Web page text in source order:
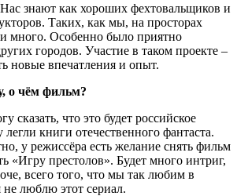
знают как хороших фехтовальщиков и
Таких, как мы, на просторах
много. Особенно было приятно
городов. Участие в таком проекте –
новые впечатления и опыт.
о чём фильм?
сказать, что это будет российское
книги отечественного фантаста.
у режиссёра есть желание снять фильм
«Игру престолов». Будет много интриг,
всего того, что мы так любим в
люблю этот сериал.